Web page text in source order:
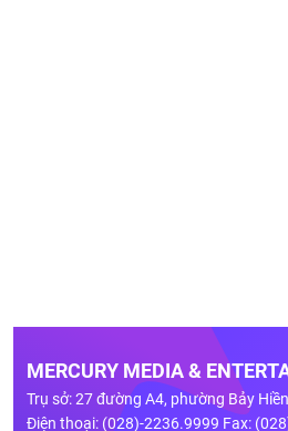
MERCURY MEDIA &
Trụ sở: 27 đường A4, phường Bảy
Điện thoại: (028)-2236.9999 Fax: